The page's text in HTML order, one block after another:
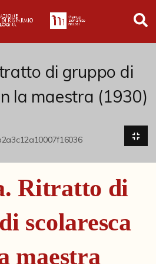
di gruppo di
la maestra (1930)
Ritratto di
scolaresca
maestra